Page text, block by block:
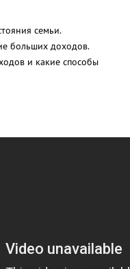
семьи.
больших доходов.
и какие способы